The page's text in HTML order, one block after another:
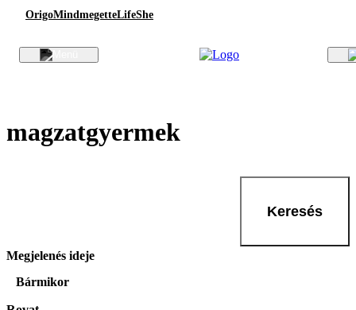
OrigoMindmegetteLifeShe
magzatgyermek
Keresés
Megjelenés ideje
Bármikor